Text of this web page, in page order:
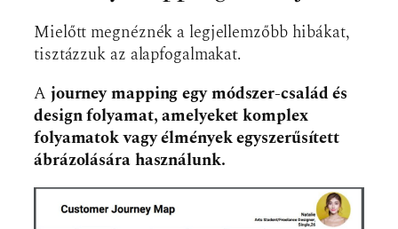
Mielőtt megnéznék a legjellemzőbb hibákat,
tisztázzuk az alapfogalmakat.
A journey mapping egy módszer-család és
design folyamat, amelyeket komplex
folyamatok vagy élmények egyszerűsített
ábrázolására használunk.